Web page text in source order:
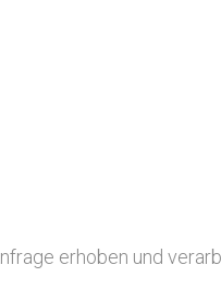
erhoben und